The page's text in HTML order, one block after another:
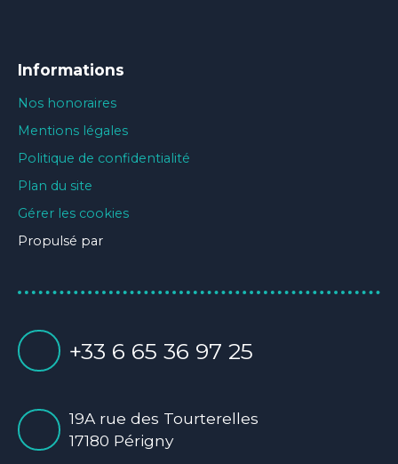
Informations
Nos honoraires
Mentions légales
Politique de confidentialité
Plan du site
Gérer les cookies
Propulsé par
+33 6 65 36 97 25
19A rue des Tourterelles
17180 Périgny